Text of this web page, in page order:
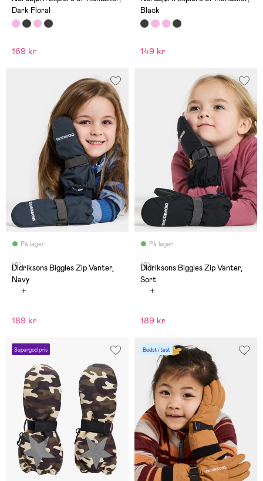
Dark Floral
169 kr
Black
149 kr
På lager
(9)
Didriksons Biggles Zip Vanter,
Navy
189 kr
På lager
(9)
Didriksons Biggles Zip Vanter,
Sort
189 kr
Supergod pris Bedst i test